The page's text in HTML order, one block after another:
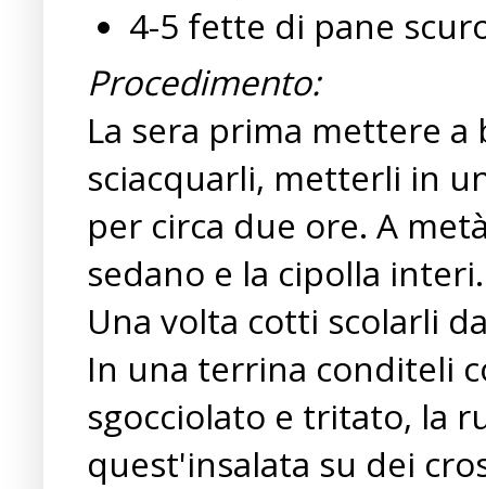
4-5 fette di pane
Procedimento:
La sera prima mettere
sciacquarli, metterli in
per circa due ore. A
sedano e la cipolla interi.
Una volta cotti scolarli
In una terrina conditeli
sgocciolato e tritato, la
quest'insalata su dei